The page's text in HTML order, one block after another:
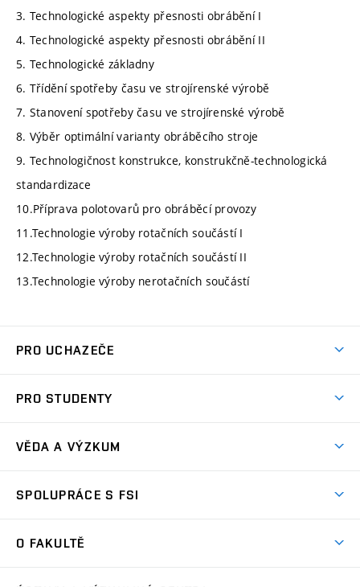
3. Technologické aspekty přesnosti obrábění I
4. Technologické aspekty přesnosti obrábění II
5. Technologické základny
6. Třídění spotřeby času ve strojírenské výrobě
7. Stanovení spotřeby času ve strojírenské výrobě
8. Výběr optimální varianty obráběcího stroje
9. Technologičnost konstrukce, konstrukčně-technologická
standardizace
10.Příprava polotovarů pro obráběcí provozy
11.Technologie výroby rotačních součástí I
12.Technologie výroby rotačních součástí II
13.Technologie výroby nerotačních součástí
PRO UCHAZEČE
Ambasadoři studia
Zápisy
Dny otevřených dveří
PRO STUDENTY
Studijní předpisy
Pro prváky
VĚDA A VÝZKUM
Oblasti výzkumu
SPOLUPRÁCE S FSI
O FAKULTĚ